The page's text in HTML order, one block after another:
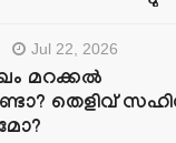
Jul 22, 2026
മറക്കൽ
തെളിവ്